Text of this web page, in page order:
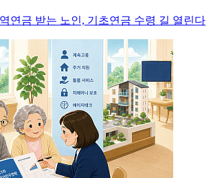
연금 받는 노인, 기초연금 수령 길 열린다